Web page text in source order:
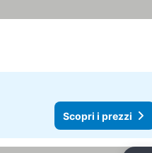
Scopri i prezzi